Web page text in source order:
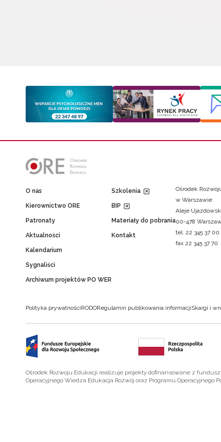
O nas
Kierownictwo ORE
Patronaty
Aktualności
Kalendarium
Sygnaliści
Archiwum projektów PO WER
Szkolenia
BIP
Materiały do pobrania
Kontakt
Ośrodek
w Warszawie
Aleje
00-478
tel. 22 345 37 00
fax 22 345 37 70
Polityka prywatnościRODORegulamin publikowania informacjiSkargi i
Ośrodek Rozwoju Edukacji realizuje projekty dofinansowane z
Operacyjnego Wiedza Edukacja Rozwój oraz Programu Operacyjnego